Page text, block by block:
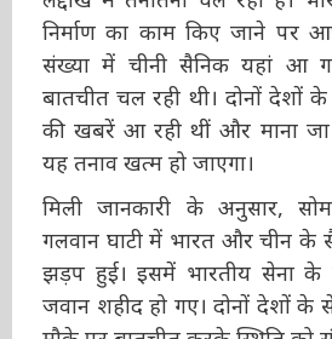
बीच लद्दाख में तनातनी चल रही
सड़क निर्माण का काम किए जाने
बड़ी संख्या में चीनी सैनिक यहां आ
बातचीत चल रही थी। दोनों
हटने की खबरें आ रही थीं और
जल्द ही यह तनाव खत्म हो जाएगा।
मिली जानकारी के अनुसार,
गलवान घाटी में भारत और
हिंसक झड़प हुई। इसमें भारतीय
और दो जवान शहीद हो गए।